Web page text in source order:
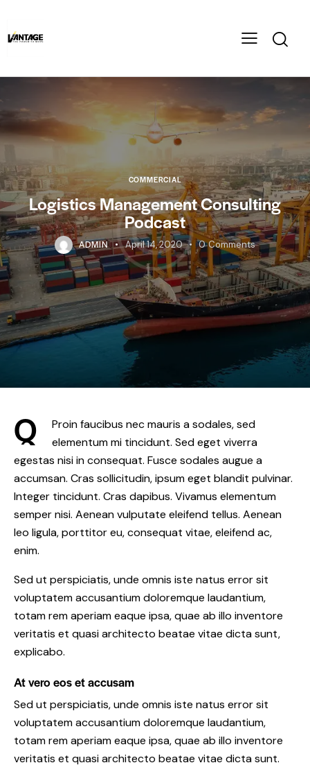
COMMERCIAL
Logistics Management Consulting
Podcast
ADMIN April 14, 2020 0 Comments
Q
Proin faucibus nec mauris a sodales, sed
elementum mi tincidunt. Sed eget viverra
egestas nisi in consequat. Fusce sodales augue a
accumsan. Cras sollicitudin, ipsum eget blandit pulvinar.
Integer tincidunt. Cras dapibus. Vivamus elementum
semper nisi. Aenean vulputate eleifend tellus. Aenean
leo ligula, porttitor eu, consequat vitae, eleifend ac,
enim.
Sed ut perspiciatis, unde omnis iste natus error sit
voluptatem accusantium doloremque laudantium,
totam rem aperiam eaque ipsa, quae ab illo inventore
veritatis et quasi architecto beatae vitae dicta sunt,
explicabo.
At vero eos et accusam
Sed ut perspiciatis, unde omnis iste natus error sit
voluptatem accusantium doloremque laudantium,
totam rem aperiam eaque ipsa, quae ab illo inventore
veritatis et quasi architecto beatae vitae dicta sunt.